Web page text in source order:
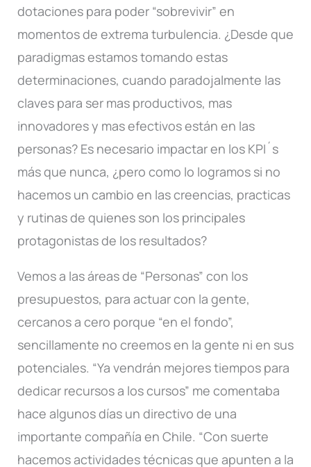
dotaciones para poder “sobrevivir” en
momentos de extrema turbulencia. ¿Desde que
paradigmas estamos tomando estas
determinaciones, cuando paradojalmente las
claves para ser mas productivos, mas
innovadores y mas efectivos están en las
personas? Es necesario impactar en los KPI´s
más que nunca, ¿pero como lo logramos si no
hacemos un cambio en las creencias, practicas
y rutinas de quienes son los principales
protagonistas de los resultados?
Vemos a las áreas de “Personas” con los
presupuestos, para actuar con la gente,
cercanos a cero porque “en el fondo”,
sencillamente no creemos en la gente ni en sus
potenciales. “Ya vendrán mejores tiempos para
dedicar recursos a los cursos” me comentaba
hace algunos días un directivo de una
importante compañía en Chile. “Con suerte
hacemos actividades técnicas que apunten a la